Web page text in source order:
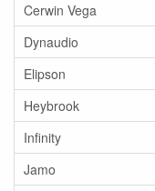
Cerwin Vega
Dynaudio
Elipson
Heybrook
Infinity
Jamo